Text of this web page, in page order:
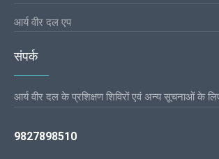
आर्य वीर दल एप
संपर्क
आर्य वीर दल के प्रशिक्षण शिविरों एवं अन्य सूचनाओं के
9827898510